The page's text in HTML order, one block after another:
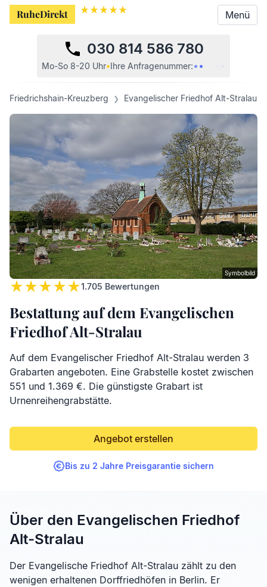
RuheDirekt Menü
030 814 586 780
Mo-So 8-20 Uhr•Ihre Anfragenummer:• •
RuheDirekt Menü
Friedrichshain-Kreuzberg Evangelischer Friedhof Alt-Stralau
1.705 Bewertungen
Bestattung auf dem Evangelischen
Friedhof Alt-Stralau
Auf dem Evangelischer Friedhof Alt-Stralau werden 3
Grabarten angeboten. Eine Grabstelle kostet zwischen
551 und 1.369 €. Die günstigste Grabart ist
Urnenreihengrabstätte.
Angebot erstellen
Bis zu 2 Jahre Preisgarantie sichern
Symbolbild
Über den Evangelischen Friedhof
Alt-Stralau
Der Evangelische Friedhof Alt-Stralau zählt zu den
wenigen erhaltenen Dorffriedhöfen in Berlin. Er